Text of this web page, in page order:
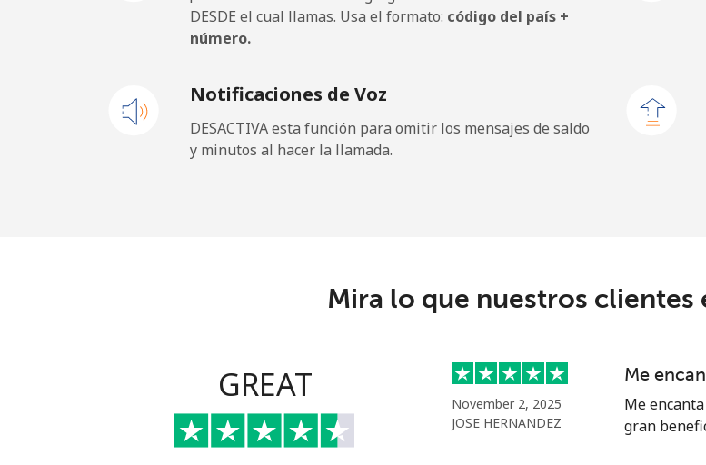
Línea fija ⁦19.5¢⁩ 51
Andorra
Línea fija 101
⁦39.9¢⁩ 25 min
Anguilla
Línea fija
DESDE el cual llamas. Usa el formato: código del país +
número.
Notificaciones de Voz
DESACTIVA esta función para omitir los mensajes de saldo
y minutos al hacer la llamada.
Mira lo que nuestros clientes
GREAT
November 2, 2025
JOSE HERNANDEZ
Me
Me
gran